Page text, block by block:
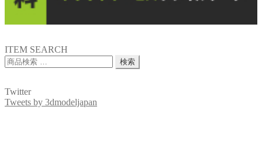
ITEM SEARCH
検
象:
検索
Twitter
Tweets by 3dmodeljapan